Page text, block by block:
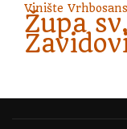
Vinište
Župa